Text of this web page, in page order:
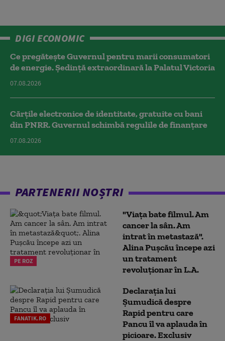
DIGI ECONOMIC
Ce pregătește Guvernul pentru marii consumatori
de energie. Ședință extraordinară la Palatul Victoria
07.08.2026
Cărțile electronice de identitate, gratuite cu bani
din PNRR. Guvernul schimbă regulile de finanțare
07.08.2026
PARTENERII NOȘTRI
PE ROZ
"Viața bate filmul. Am
cancer la sân. Am
intrat în metastază".
Alina Pușcău începe azi
un tratament
revoluționar în L.A.
FANATIK.RO
Declarația lui
Șumudică despre
Rapid pentru care
Pancu îl va aplauda în
picioare. Exclusiv